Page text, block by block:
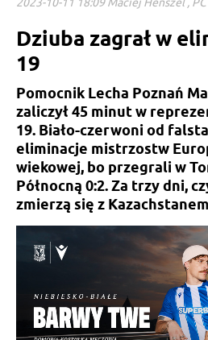
Dziuba zagrał w
19
Pomocnik Lecha Poznań
zaliczył 45 minut w
19. Biało-czerwoni od
eliminacje mistrzostw
wiekowej, bo przegrali w
Północną 0:2. Za trzy dni,
zmierzą się z